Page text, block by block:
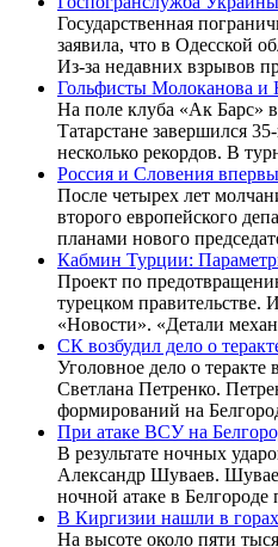
Государственная
заявила, что в Одесской
Из-за недавних взрывов
Гольфисты Молоканова и
На поле клуба «Ак Барс»
Татарстане завершился
несколько рекордов. В
Россия и Словения
После четырех лет
второго европейского
планами нового
Кабмин Турции:
Проект по
турецком правительстве.
«Новости». «Детали
СК возбудил дело о
Уголовное дело о
Светлана Петренко.
формирований на
При атаке ВСУ на
В результате ночных
Александр Шуваев.
ночной атаке в
В Киргизии нашли в
На высоте около пяти